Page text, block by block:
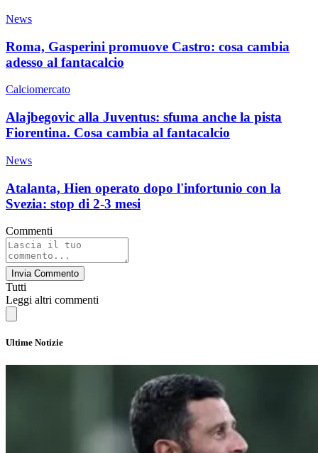
News
Roma, Gasperini promuove Castro: cosa cambia
adesso al fantacalcio
Calciomercato
Alajbegovic alla Juventus: sfuma anche la pista
Fiorentina. Cosa cambia al fantacalcio
News
Atalanta, Hien operato dopo l'infortunio con la
Svezia: stop di 2-3 mesi
Commenti
Invia Commento
Tutti
Leggi altri commenti
Ultime Notizie